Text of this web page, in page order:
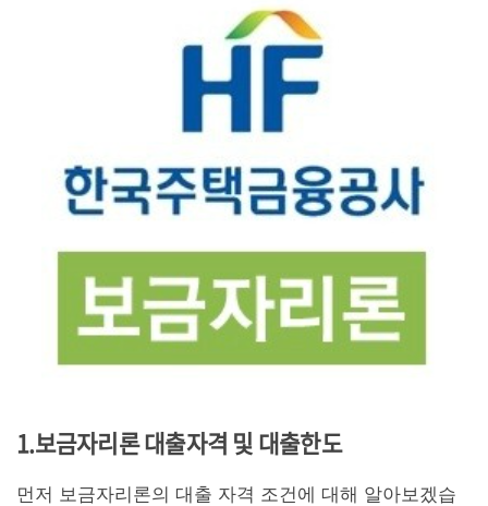
1.보금자리론 대출자격 및 대출한도
먼저 보금자리론의 대출 자격 조건에 대해 알아보겠습